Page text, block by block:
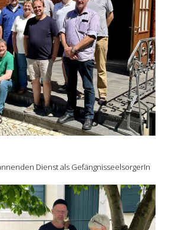
Dienst als GefängnisseelsorgerIn